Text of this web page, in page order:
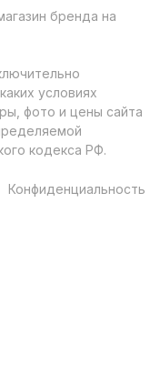
бренда на
условиях
фото и цены сайта
кодекса РФ.
Конфиденциальность